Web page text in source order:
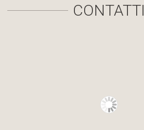
CONTATTI